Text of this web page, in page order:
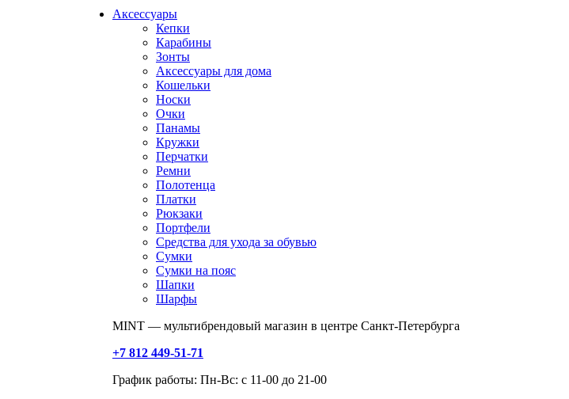
Аксессуары
Кепки
Карабины
Зонты
Аксессуары для дома
Кошельки
Носки
Очки
Панамы
Кружки
Перчатки
Ремни
Полотенца
Платки
Рюкзаки
Портфели
Средства для ухода за обувью
Сумки
Сумки на пояс
Шапки
Шарфы
MINT — мультибрендовый магазин в центре Санкт-Петербурга
+7 812 449-51-71
График работы: Пн-Вс: с 11-00 до 21-00